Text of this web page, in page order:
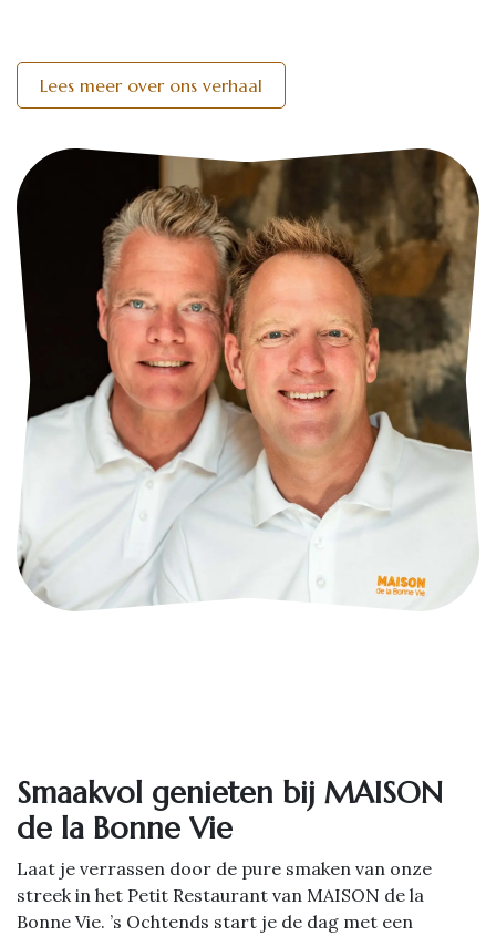
Lees meer over ons verhaal
Smaakvol genieten bij MAISON
de la Bonne Vie
Laat je verrassen door de pure smaken van onze
streek in het Petit Restaurant van MAISON de la
Bonne Vie. ’s Ochtends start je de dag met een